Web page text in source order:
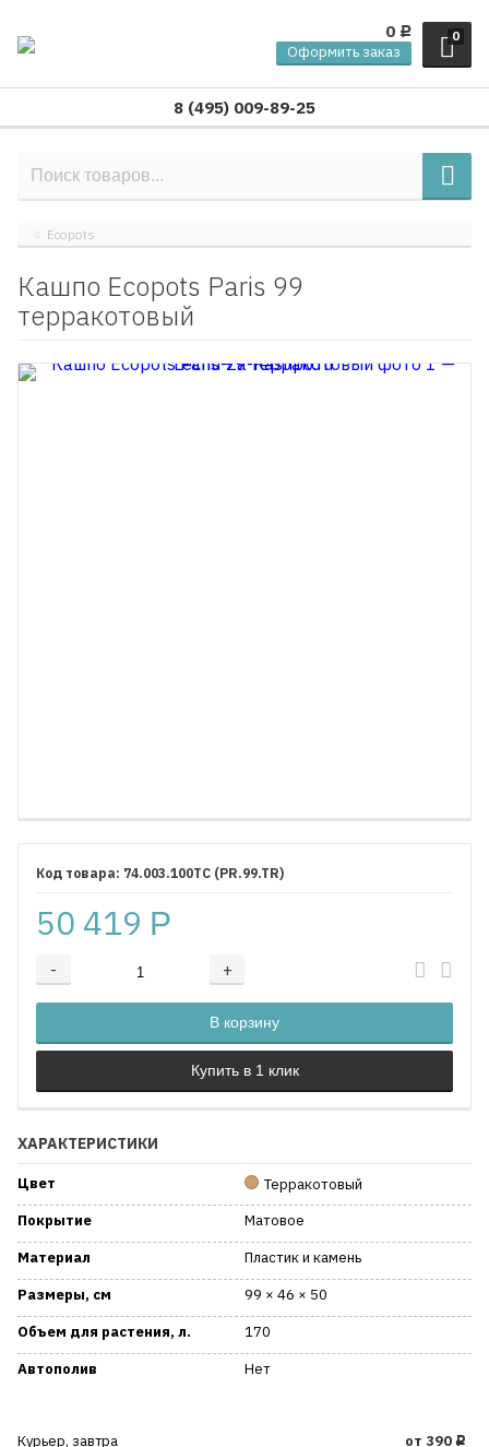
0
0 Р
Оформить заказ
8 (495) 009-89-25
Ecopots
Кашпо Ecopots Paris 99
терракотовый
74.003.100TC (PR.99.TR)
50 419 Р
- +
Добавляется...
В корзину
Добавлен
ХАРАКТЕРИСТИКИ
Цвет
Терракотовый
Покрытие
Матовое
Материал
Пластик и камень
Размеры, см
99 × 46 × 50
Объем для растения, л.
170
Автополив
Нет
Курьер, завтра от 390 Р